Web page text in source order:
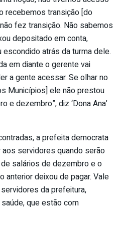
recebemos transição [do
fez transição. Não sabemos
depositado em conta,
atrás da turma dele.
em diante o gerente vai
a gente acessar. Se olhar no
Municípios] ele não prestou
e dezembro”, diz ‘Dona Ana’
a prefeita democrata
servidores quando serão
salários de dezembro e o
anterior deixou de pagar. Vale
da prefeitura,
que estão com